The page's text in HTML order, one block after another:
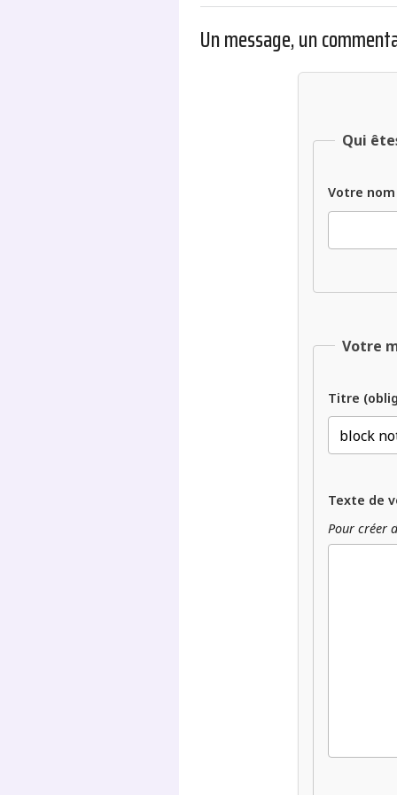
Un message, un
Qui
Votre nom
Votre
Titre
Texte de
Pour créer